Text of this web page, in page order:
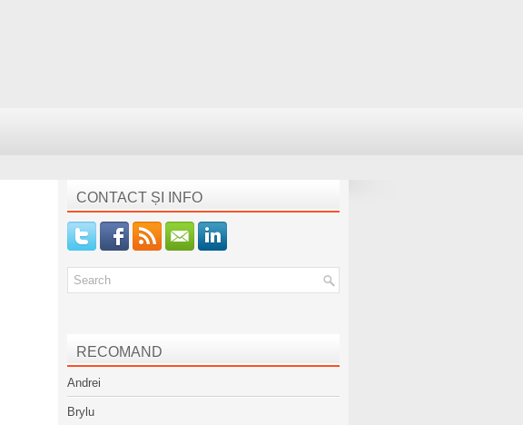
CONTACT ȘI INFO
RECOMAND
Andrei
Brylu